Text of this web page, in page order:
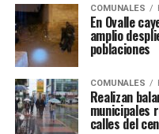
COMUNALES
En Ovalle
amplio
poblaciones
COMUNALES
Realizan
municipales
calles del